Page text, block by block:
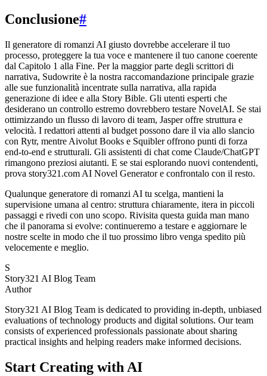
Conclusione#
Il generatore di romanzi AI giusto dovrebbe accelerare il tuo
processo, proteggere la tua voce e mantenere il tuo canone coerente
dal Capitolo 1 alla Fine. Per la maggior parte degli scrittori di
narrativa, Sudowrite è la nostra raccomandazione principale grazie
alle sue funzionalità incentrate sulla narrativa, alla rapida
generazione di idee e alla Story Bible. Gli utenti esperti che
desiderano un controllo estremo dovrebbero testare NovelAI. Se stai
ottimizzando un flusso di lavoro di team, Jasper offre struttura e
velocità. I redattori attenti al budget possono dare il via allo slancio
con Rytr, mentre Aivolut Books e Squibler offrono punti di forza
end-to-end e strutturali. Gli assistenti di chat come Claude/ChatGPT
rimangono preziosi aiutanti. E se stai esplorando nuovi contendenti,
prova story321.com AI Novel Generator e confrontalo con il resto.
Qualunque generatore di romanzi AI tu scelga, mantieni la
supervisione umana al centro: struttura chiaramente, itera in piccoli
passaggi e rivedi con uno scopo. Rivisita questa guida man mano
che il panorama si evolve: continueremo a testare e aggiornare le
nostre scelte in modo che il tuo prossimo libro venga spedito più
velocemente e meglio.
S
Story321 AI Blog Team
Author
Story321 AI Blog Team is dedicated to providing in-depth, unbiased
evaluations of technology products and digital solutions. Our team
consists of experienced professionals passionate about sharing
practical insights and helping readers make informed decisions.
Start Creating with AI